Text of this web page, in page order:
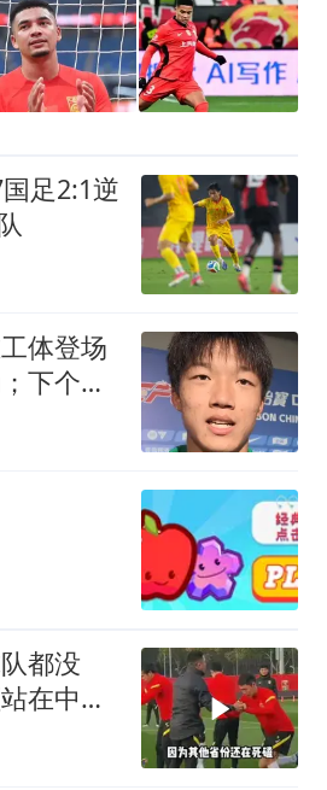
足2:1逆
体登场
下个目
都没
在中国